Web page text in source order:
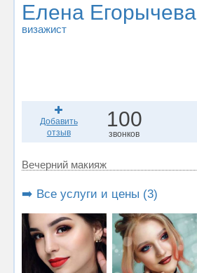
Елена Егорычева
визажист
Добавить
отзыв
100
звонков
Вечерний макияж
➡️ Все услуги и цены (3)